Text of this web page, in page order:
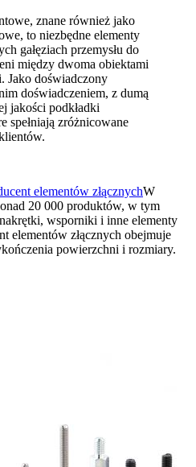
znane również jako
to niezbędne elementy
gałęziach przemysłu do
między dwoma obiektami
Jako doświadczony
doświadczeniem, z dumą
jakości podkładki
spełniają zróżnicowane
elementów złącznychW
20 000 produktów, w tym
wsporniki i inne elementy
elementów złącznych obejmuje
powierzchni i rozmiary.